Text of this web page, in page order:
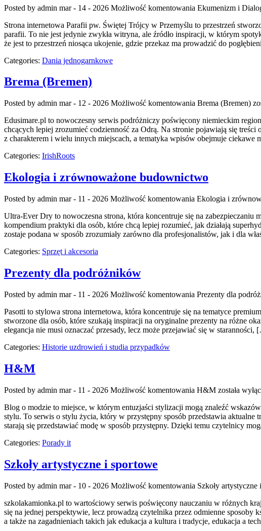
Posted by admin mar - 14 - 2026 Możliwość komentowania Ekumenizm i
Strona internetowa Parafii pw. Świętej Trójcy w Przemyślu to przestrzeń
parafii. To nie jest jedynie zwykła witryna, ale źródło inspiracji, w którym
że jest to przestrzeń niosąca ukojenie, gdzie przekaz ma prowadzić do
Categories: Dania jednogarnkowe
Brema (Bremen)
Posted by admin mar - 12 - 2026 Możliwość komentowania Brema (Bremen)
Edusimare.pl to nowoczesny serwis podróżniczy poświęcony niemieckim
chcących lepiej zrozumieć codzienność za Odrą. Na stronie pojawiają się
z charakterem i wielu innych miejscach, a tematyka wpisów obejmuje
Categories: IrishRoots
Ekologia i zrównoważone budownictwo
Posted by admin mar - 11 - 2026 Możliwość komentowania Ekologia i
Ultra-Ever Dry to nowoczesna strona, która koncentruje się na zabezpieczaniu
kompendium praktyki dla osób, które chcą lepiej rozumieć, jak działają
zostaje podana w sposób zrozumiały zarówno dla profesjonalistów, jak i dla
Categories: Sprzęt i akcesoria
Prezenty dla podróżników
Posted by admin mar - 11 - 2026 Możliwość komentowania Prezenty dla
Pasotti to stylowa strona internetowa, która koncentruje się na tematyce
stworzone dla osób, które szukają inspiracji na oryginalne prezenty na różne
elegancja nie musi oznaczać przesady, lecz może przejawiać się w
Categories: Historie uzdrowień i studia przypadków
H&M
Posted by admin mar - 11 - 2026 Możliwość komentowania H&M została
Blog o modzie to miejsce, w którym entuzjaści stylizacji mogą znaleźć
stylu. To serwis o stylu życia, który w przystępny sposób przedstawia
starają się przedstawiać modę w sposób przystępny. Dzięki temu czytelnicy
Categories: Porady it
Szkoły artystyczne i sportowe
Posted by admin mar - 10 - 2026 Możliwość komentowania Szkoły artystyczne
szkolakamionka.pl to wartościowy serwis poświęcony nauczaniu w różnych
się na jednej perspektywie, lecz prowadzą czytelnika przez odmienne sposoby
a także na zagadnieniach takich jak edukacja a kultura i tradycje, edukacja a